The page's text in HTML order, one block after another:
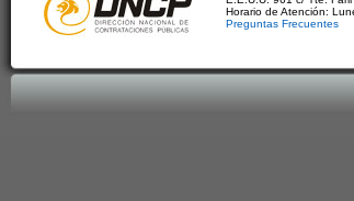
Horario de Atención:
Preguntas Frecuentes